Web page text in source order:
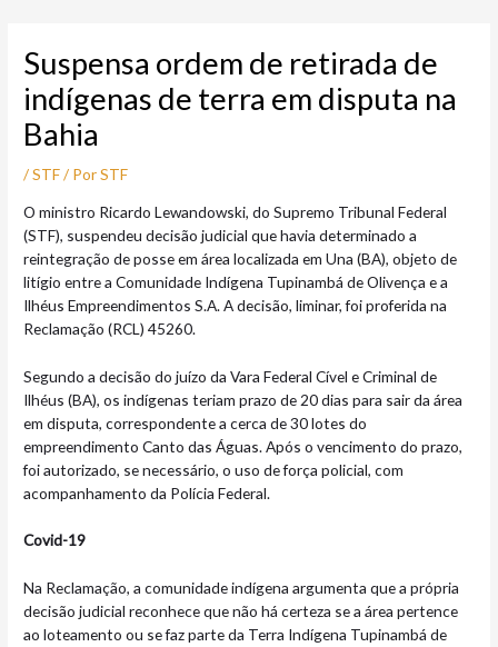
conteúdo
Suspensa ordem de retirada de
indígenas de terra em disputa na
Bahia
/STF/ PorSTF
O ministro Ricardo Lewandowski, do Supremo Tribunal Federal
(STF), suspendeu decisão judicial que havia determinado a
reintegração de posse em área localizada em Una (BA), objeto de
litígio entre a Comunidade Indígena Tupinambá de Olivença e a
Ilhéus Empreendimentos S.A. A decisão, liminar, foi proferida na
Reclamação (RCL) 45260.
Segundo a decisão do juízo da Vara Federal Cível e Criminal de
Ilhéus (BA), os indígenas teriam prazo de 20 dias para sair da área
em disputa, correspondente a cerca de 30 lotes do
empreendimento Canto das Águas. Após o vencimento do prazo,
foi autorizado, se necessário, o uso de força policial, com
acompanhamento da Polícia Federal.
Covid-19
Na Reclamação, a comunidade indígena argumenta que a própria
decisão judicial reconhece que não há certeza se a área pertence
ao loteamento ou se faz parte da Terra Indígena Tupinambá de